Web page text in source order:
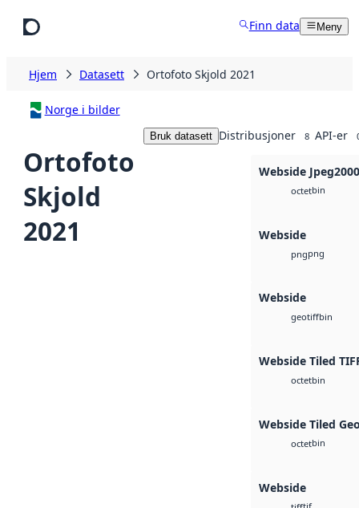
Finn data Meny
Hjem Datasett Ortofoto Skjold 2021
Norge i bilder
Ortofoto
Skjold
2021
Bruk datasett Distribusjoner 8 API-er
Webside Jpeg2000
octetbin
Webside
pngpng
Webside
geotiffbin
Webside Tiled
octetbin
Webside Tiled
octetbin
Webside